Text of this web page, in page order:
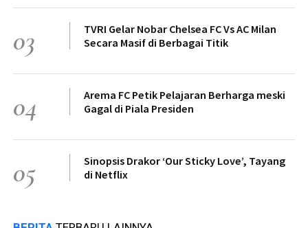
03
TVRI Gelar Nobar Chelsea FC Vs AC Milan
Secara Masif di Berbagai Titik
04
Arema FC Petik Pelajaran Berharga meski
Gagal di Piala Presiden
05
Sinopsis Drakor ‘Our Sticky Love’, Tayang
di Netflix